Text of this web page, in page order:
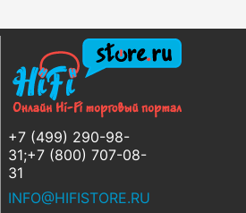
+7 (499) 290-98-
31;+7 (800) 707-08-
31
INFO@HIFISTORE.RU